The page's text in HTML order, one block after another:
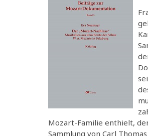
Mozart-Familie enthielt,
Sammlung von Carl